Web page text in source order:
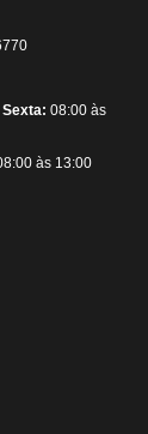
Sexta: 08:00 às
às 13:00